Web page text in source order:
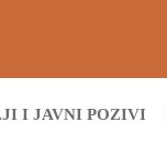
I JAVNI POZIVI